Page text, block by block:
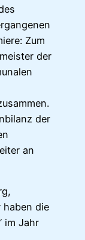
Zum
der
der
an
haben die
im Jahr